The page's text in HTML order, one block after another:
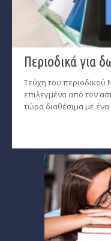
Περιοδικά για
Τεύχη του περιοδικού
επιλεγμένα από τον
τώρα διαθέσιμα με ένα